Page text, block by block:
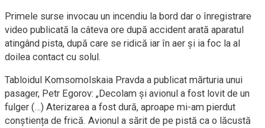
Primele surse invocau un incendiu la bord dar o înregistrare
video publicată la câteva ore după accident arată aparatul
atingând pista, după care se ridică iar în aer și ia foc la al
doilea contact cu solul.
Tabloidul Komsomolskaia Pravda a publicat mărturia unui
pasager, Petr Egorov: „Decolam și avionul a fost lovit de un
fulger (…) Aterizarea a fost dură, aproape mi-am pierdut
conștiența de frică. Avionul a sărit de pe pistă ca o lăcustă